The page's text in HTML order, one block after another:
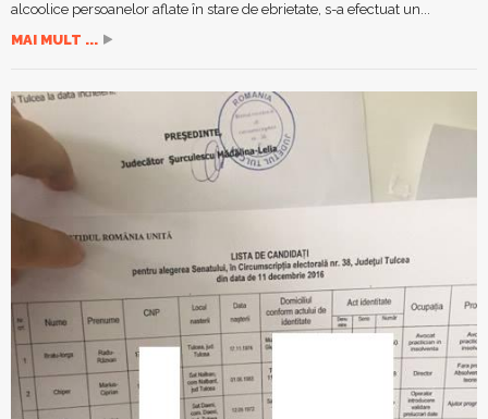
alcoolice persoanelor aflate în stare de ebrietate, s-a efectuat un...
MAI MULT ...